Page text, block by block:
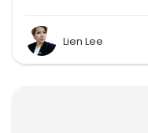
Lien Lee